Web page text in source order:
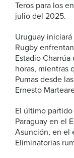
Teros para los
julio del 2025.
Uruguay
Rugby
Estadio
horas, mientras
Pumas desde
Ernesto
El último
Paraguay en el
Asunción, en el
Eliminatorias